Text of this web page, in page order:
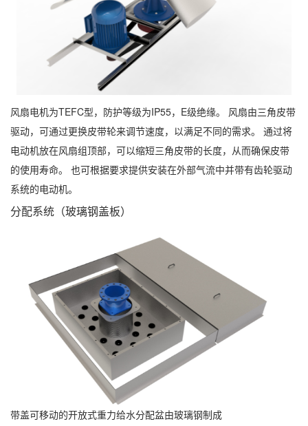
风扇电机为TEFC型，防护等级为IP55，E级绝缘。 风扇由三角皮带
驱动，可通过更换皮带轮来调节速度，以满足不同的需求。 通过将
电动机放在风扇组顶部，可以缩短三角皮带的长度，从而确保皮带
的使用寿命。 也可根据要求提供安装在外部气流中并带有齿轮驱动
系统的电动机。
分配系统（玻璃钢盖板）
带盖可移动的开放式重力给水分配盆由玻璃钢制成